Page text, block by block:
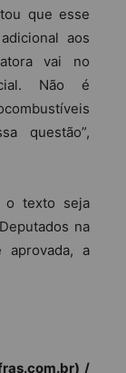
que esse
aos
vai no
Não é
questão”,
o texto seja
na
aprovada, a
/